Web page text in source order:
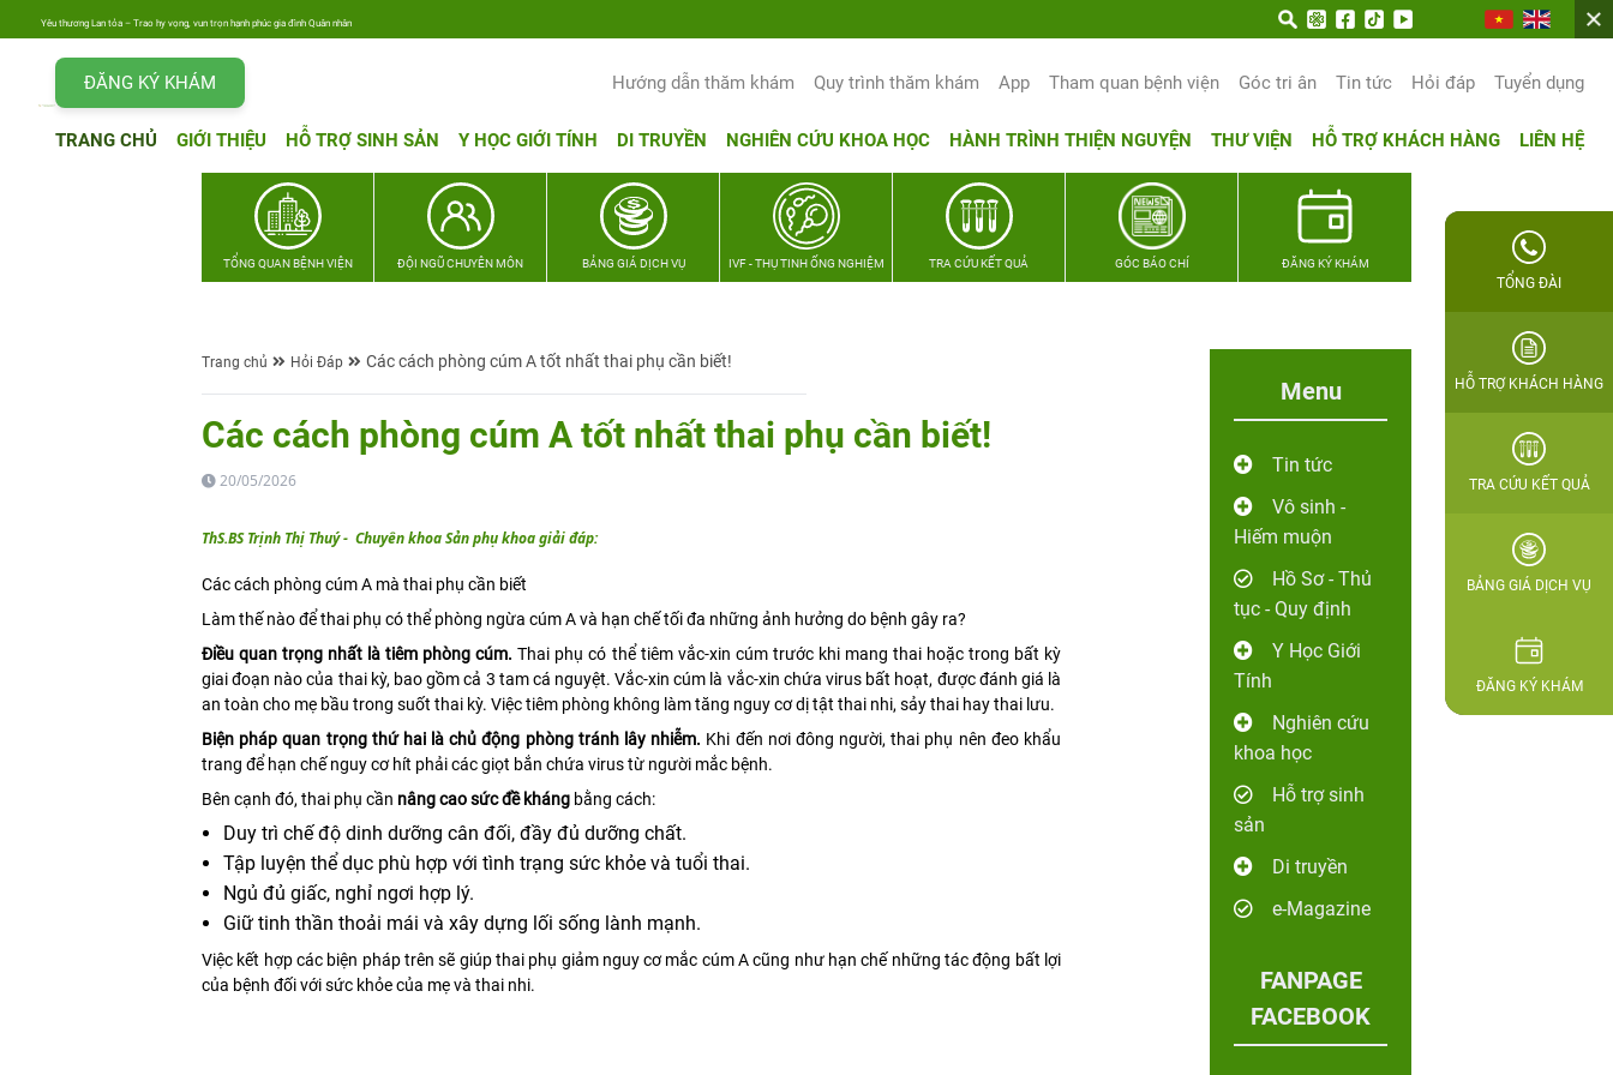
Yêu thương Lan tỏa – Trao hy vọng, vun trọn hạnh phúc gia đình Quân nhân
ĐĂNG KÝ KHÁM Hướng dẫn thăm khám Quy trình thăm khám App Tham quan bệnh viện Góc tri ân Tin tức Hỏi đáp Tuyển dụng
TRANG CHỦ GIỚI THIỆU HỖ TRỢ SINH SẢN Y HỌC GIỚI TÍNH DI TRUYỀN NGHIÊN CỨU KHOA HỌC HÀNH TRÌNH THIỆN NGUYỆN THƯ VIỆN HỖ TRỢ KHÁCH HÀNG LIÊN HỆ
TỔNG QUAN BỆNH VIỆN ĐỘI NGŨ CHUYÊN MÔN BẢNG GIÁ DỊCH VỤ IVF - THỤ TINH ỐNG NGHIỆM TRA CỨU KẾT QUẢ GÓC BÁO CHÍ ĐĂNG KÝ KHÁM
Trang chủ Hỏi Đáp Các cách phòng cúm A tốt nhất thai phụ cần biết!
Các cách phòng cúm A tốt nhất thai phụ cần biết!
20/05/2026
ThS.BS Trịnh Thị Thuý - Chuyên khoa Sản phụ khoa giải đáp:
Các cách phòng cúm A mà thai phụ cần biết
Làm thế nào để thai phụ có thể phòng ngừa cúm A và hạn chế tối đa những ảnh hưởng do bệnh gây ra?
Điều quan trọng nhất là tiêm phòng cúm. Thai phụ có thể tiêm vắc-xin cúm trước khi mang thai hoặc trong bất kỳ
giai đoạn nào của thai kỳ, bao gồm cả 3 tam cá nguyệt. Vắc-xin cúm là vắc-xin chứa virus bất hoạt, được đánh giá là
an toàn cho mẹ bầu trong suốt thai kỳ. Việc tiêm phòng không làm tăng nguy cơ dị tật thai nhi, sảy thai hay thai lưu.
Biện pháp quan trọng thứ hai là chủ động phòng tránh lây nhiễm. Khi đến nơi đông người, thai phụ nên đeo khẩu
trang để hạn chế nguy cơ hít phải các giọt bắn chứa virus từ người mắc bệnh.
Bên cạnh đó, thai phụ cần nâng cao sức đề kháng bằng cách:
Duy trì chế độ dinh dưỡng cân đối, đầy đủ dưỡng chất.
Tập luyện thể dục phù hợp với tình trạng sức khỏe và tuổi thai.
Ngủ đủ giấc, nghỉ ngơi hợp lý.
Giữ tinh thần thoải mái và xây dựng lối sống lành mạnh.
Việc kết hợp các biện pháp trên sẽ giúp thai phụ giảm nguy cơ mắc cúm A cũng như hạn chế những tác động bất lợi
của bệnh đối với sức khỏe của mẹ và thai nhi.
Menu
Tin tức
Vô sinh -
Hiếm muộn
Hồ Sơ - Thủ
tục - Quy định
Y Học Giới
Tính
Nghiên cứu
khoa học
Hỗ trợ sinh
sản
Di truyền
e-Magazine
FANPAGE
FACEBOOK
TỔNG ĐÀI
HỖ TRỢ KHÁCH HÀNG
TRA CỨU KẾT QUẢ
BẢNG GIÁ DỊCH VỤ
ĐĂNG KÝ KHÁM